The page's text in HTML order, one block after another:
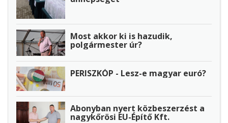
Most akkor ki is hazudik,
polgármester úr?
PERISZKÓP - Lesz-e magyar euró?
Abonyban nyert közbeszerzést a
nagykőrösi EU-Építő Kft.